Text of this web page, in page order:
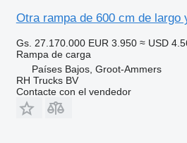
Otra rampa de 600 cm de largo
Gs. 27.170.000 EUR 3.950 ≈ USD
Rampa de carga
Países Bajos, Groot-Ammers
RH Trucks BV
Contacte con el vendedor